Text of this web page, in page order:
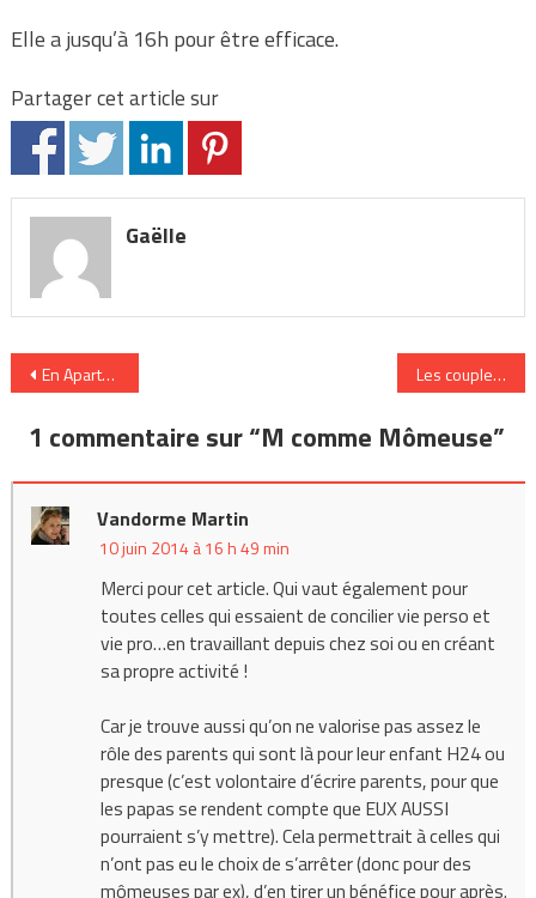
Elle a jusqu’à 16h pour être efficace.
Partager cet article sur
Gaëlle
Navigation
de
l’article
En Aparté a repéré pour vous Les couples et
1 commentaire sur “M comme Mômeuse”
Vandorme Martin
10 juin 2014 à 16 h 49 min
Merci pour cet article. Qui vaut également pour
toutes celles qui essaient de concilier vie perso et
vie pro…en travaillant depuis chez soi ou en créant
sa propre activité !
Car je trouve aussi qu’on ne valorise pas assez le
rôle des parents qui sont là pour leur enfant H24 ou
presque (c’est volontaire d’écrire parents, pour que
les papas se rendent compte que EUX AUSSI
pourraient s’y mettre). Cela permettrait à celles qui
n’ont pas eu le choix de s’arrêter (donc pour des
mômeuses par ex), d’en tirer un bénéfice pour après.